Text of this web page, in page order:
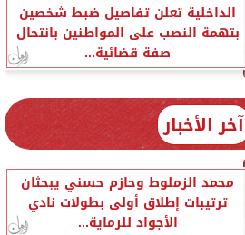
الداخلية تعلن تفاصيل ضبط شخصين
بتهمة النصب على المواطنين بانتحال
صفة قضائية...
آخر الأخبار
محمد الزملوط وحازم حسني يبحثان
ترتيبات إطلاق أولى بطولات نادي
الأجواد للرماية...